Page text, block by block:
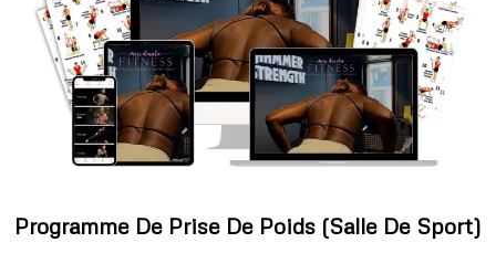
Programme De Prise De Poids (Salle De Sport)